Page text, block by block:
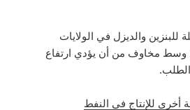
للبنزين والديزل في الولايات
بما يزيد عن 4٪ وسط مخاوف من أن يؤدي ارتفاع
أخرى للإنتاج في النفط